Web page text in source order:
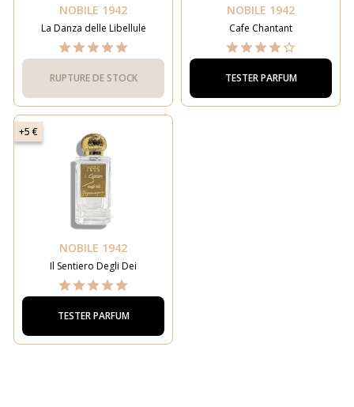
NOBILE 1942
La Danza delle Libellule
RUPTURE DE STOCK
NOBILE 1942
Cafe Chantant
TESTER PARFUM
+5 €
NOBILE 1942
Il Sentiero Degli Dei
TESTER PARFUM